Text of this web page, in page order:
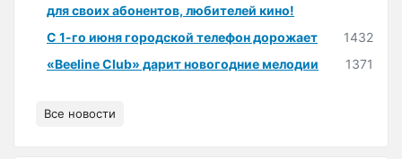
для своих абонентов, любителей кино!
С 1-го июня городской телефон дорожает
1432
«Beeline Club» дарит новогодние мелодии
1371
Все новости